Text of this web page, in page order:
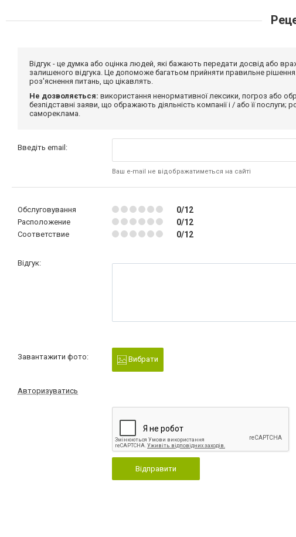
Відгук - це думка або оцінка людей, які бажають передати досвід або
залишеного відгука. Це допоможе багатьом прийняти правильне
роз'яснення питань, що цікавлять.
Не дозволяється: використання ненормативної лексики, погроз або
безпідставні заяви, що ображають діяльність компанії і / або її
самореклама.
Введіть email:
Ваш e-mail не відображатиметься на сайті
Обслуговування 0/12
Расположение 0/12
Соответствие 0/12
Відгук:
Завантажити фото: Вибрати
Авторизуватись
Відправити